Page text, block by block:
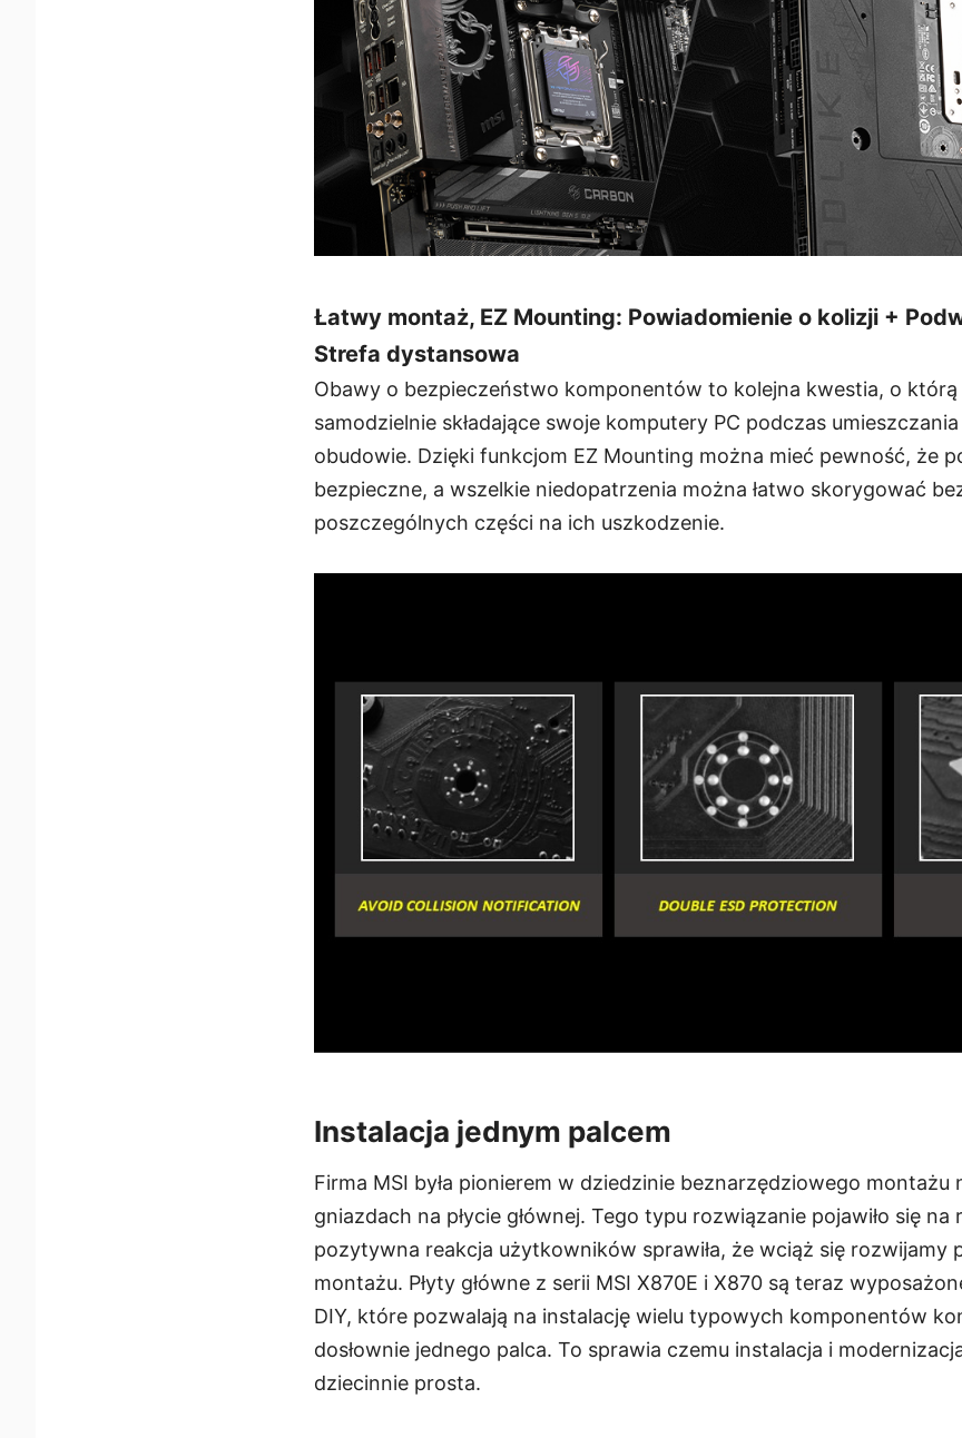
Łatwy montaż, EZ Mounting: Powiadomienie o kolizji +
Strefa dystansowa
Obawy o bezpieczeństwo komponentów to kolejna kwestia, o
samodzielnie składające swoje komputery PC podczas umieszczania
obudowie. Dzięki funkcjom EZ Mounting można mieć pewność, że
bezpieczne, a wszelkie niedopatrzenia można łatwo skorygować
poszczególnych części na ich uszkodzenie.
Instalacja jednym palcem
Firma MSI była pionierem w dziedzinie beznarzędziowego montażu
gniazdach na płycie głównej. Tego typu rozwiązanie pojawiło się
pozytywna reakcja użytkowników sprawiła, że wciąż się rozwijamy
montażu. Płyty główne z serii MSI X870E i X870 są teraz
DIY, które pozwalają na instalację wielu typowych komponentów
dosłownie jednego palca. To sprawia czemu instalacja i
dziecinnie prosta.